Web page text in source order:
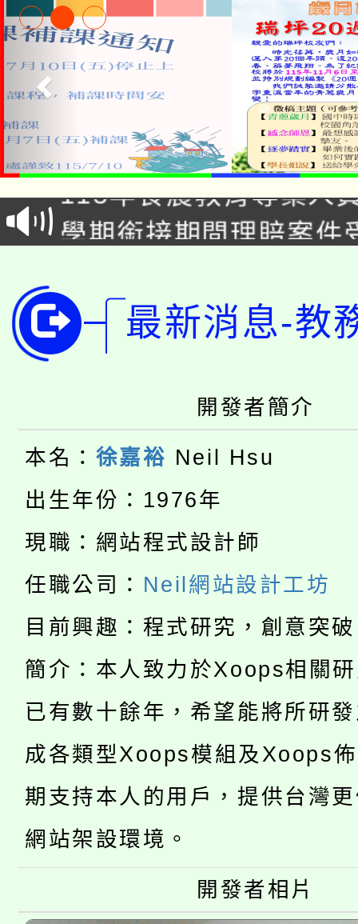
淨零綠生活教案入校路
會
115年食農教育專業人
程
學期銜接期間理賠案件
版
公告本校115學年度第
代理(課)教師甄選結果(
「2026金融保險知識
生本土語及新住民語歌
公告本校115學年度第
代理(課)教師甄選結果(
公告本校115學年度第
代理(課)教師甄選結果(
轉知中國文化大學推廣
《TA101》溝通分析基
程，歡迎學生輔導中心
心理、諮商輔導、社會
系所師生報名參加。
淨零綠生活教案入校路
會
115年食農教育專業人
程
學期銜接期間理賠案件
學籍身 分審查程序及
版
淨零綠領人才培育課程
公告本校115學年度第
代理(課)教師甄選結果(
「2026金融保險知識
車」活動
桃園市115學年度學生
生本土語及新住民語歌
公告本校115學年度第
代理(課)教師甄選結果(
公告本校115學年度第
代理(課)教師甄選結果(
轉知中國文化大學推廣
最新消息-教
開發者簡介
本名： 徐嘉裕 Neil Hsu
出生年份：1976年
現職：網站程式設計師
任職公司： Neil網站設計工坊
目前興趣：程式研究，創意突
簡介：本人致力於Xoops相關
已有數十餘年，希望能將所研
成各類型Xoops模組及Xoops
期支持本人的用戶，提供台灣
網站架設環境。
開發者相片